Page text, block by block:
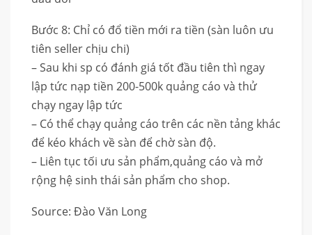
Bước 8: Chỉ có đổ tiền mới ra tiền (sàn luôn ưu
tiên seller chịu chi)
– Sau khi sp có đánh giá tốt đầu tiên thì ngay
lập tức nạp tiền 200-500k quảng cáo và thử
chạy ngay lập tức
– Có thể chạy quảng cáo trên các nền tảng khác
để kéo khách về sàn để chờ sàn độ.
– Liên tục tối ưu sản phẩm,quảng cáo và mở
rộng hệ sinh thái sản phẩm cho shop.
Source: Đào Văn Long